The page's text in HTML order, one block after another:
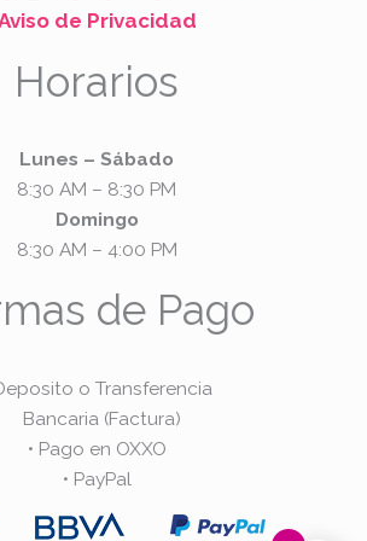
m
de Privacidad
Horarios
Lunes – Sábado
8:30 AM – 8:30 PM
Domingo
8:30 AM – 4:00 PM
de Pago
o Transferencia
Bancaria (Factura)
• Pago en OXXO
• PayPal